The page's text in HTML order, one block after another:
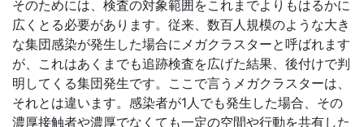
そのためには、検査の対象範囲をこれまでよりもはるかに
広くとる必要があります。従来、数百人規模のような大き
な集団感染が発生した場合にメガクラスターと呼ばれます
が、これはあくまでも追跡検査を広げた結果、後付けで判
明してくる集団発生です。ここで言うメガクラスターは、
それとは違います。感染者が1人でも発生した場合、その
濃厚接触者や濃厚でなくても一定の空間や行動を共有した